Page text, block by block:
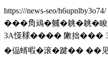
https:///news-seo/h6upnlby3o74/
���𧢲䲮�𢒰�䠷�䠷�
3A憡𥟇���� 敶拙���
�偘蝑㗇�滚�踺�� ��见